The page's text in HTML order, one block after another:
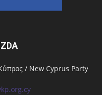
/ New Cyprus Party